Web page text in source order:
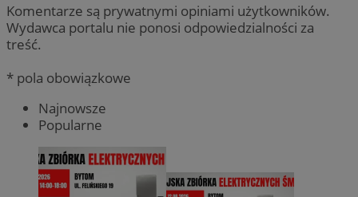
Komentarze są prywatnymi opiniami użytkowników.
Wydawca portalu nie ponosi odpowiedzialności za
treść.
* pola obowiązkowe
Najnowsze
Popularne